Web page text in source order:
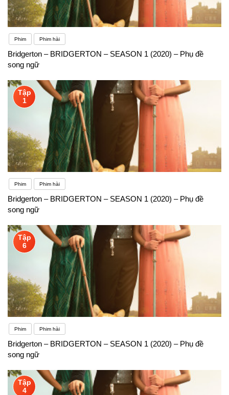
Phim Phim hài
Bridgerton – BRIDGERTON – SEASON 1 (2020) – Phụ đề
song ngữ
Tập
1
Phim Phim hài
Bridgerton – BRIDGERTON – SEASON 1 (2020) – Phụ đề
song ngữ
Tập
6
Phim Phim hài
Bridgerton – BRIDGERTON – SEASON 1 (2020) – Phụ đề
song ngữ
Tập
4